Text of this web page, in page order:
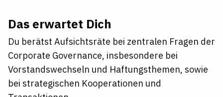
Das erwartet Dich
Du berätst Aufsichtsräte bei zentralen Fragen der
Corporate Governance, insbesondere bei
Vorstandswechseln und Haftungsthemen, sowie
bei strategischen Kooperationen und